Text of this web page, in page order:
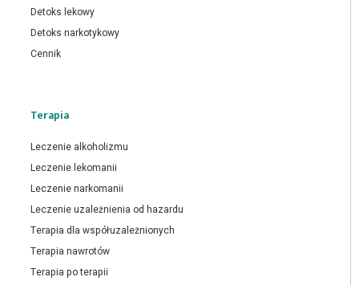
Detoks lekowy
Detoks narkotykowy
Cennik
Terapia
Leczenie alkoholizmu
Leczenie lekomanii
Leczenie narkomanii
Leczenie uzależnienia od hazardu
Terapia dla współuzależnionych
Terapia nawrotów
Terapia po terapii